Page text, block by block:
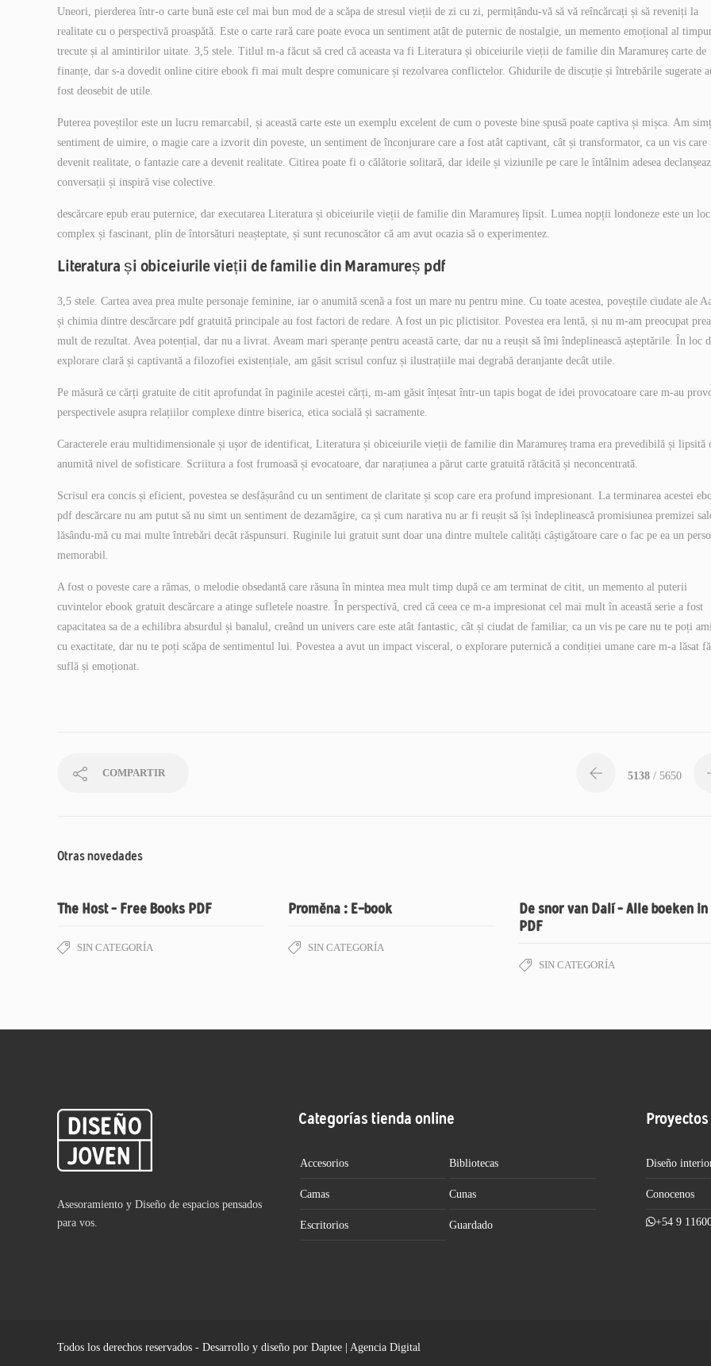
Uneori, pierderea într-o carte bună este cel mai bun mod de a scăpa de stresul vieții de zi cu zi, permițându-vă să vă reîncărcați și să reveniți la
realitate cu o perspectivă proaspătă. Este o carte rară care poate evoca un sentiment atât de puternic de nostalgie, un memento emoțional al
trecute și al amintirilor uitate. 3,5 stele. Titlul m-a făcut să cred că aceasta va fi Literatura și obiceiurile vieții de familie din Maramureș carte de
finanțe, dar s-a dovedit online citire ebook fi mai mult despre comunicare și rezolvarea conflictelor. Ghidurile de discuție și întrebările sugerate
fost deosebit de utile.
Puterea poveștilor este un lucru remarcabil, și această carte este un exemplu excelent de cum o poveste bine spusă poate captiva și mișca. Am
sentiment de uimire, o magie care a izvorit din poveste, un sentiment de înconjurare care a fost atât captivant, cât și transformator, ca un vis care
devenit realitate, o fantazie care a devenit realitate. Citirea poate fi o călătorie solitară, dar ideile și viziunile pe care le întâlnim adesea
conversații și inspiră vise colective.
descărcare epub erau puternice, dar executarea Literatura și obiceiurile vieții de familie din Maramureș lipsit. Lumea nopții londoneze este un loc
complex și fascinant, plin de întorsături neașteptate, și sunt recunoscător că am avut ocazia să o experimentez.
Literatura și obiceiurile vieții de familie din Maramureș pdf
3,5 stele. Cartea avea prea multe personaje feminine, iar o anumită scenă a fost un mare nu pentru mine. Cu toate acestea, poveștile ciudate ale
și chimia dintre descărcare pdf gratuită principale au fost factori de redare. A fost un pic plictisitor. Povestea era lentă, și nu m-am preocupat prea
mult de rezultat. Avea potențial, dar nu a livrat. Aveam mari speranțe pentru această carte, dar nu a reușit să îmi îndeplinească așteptările. În loc
explorare clară și captivantă a filozofiei existențiale, am găsit scrisul confuz și ilustrațiile mai degrabă deranjante decât utile.
Pe măsură ce cărți gratuite de citit aprofundat în paginile acestei cărți, m-am găsit înțesat într-un tapis bogat de idei provocatoare care m-au
perspectivele asupra relațiilor complexe dintre biserica, etica socială și sacramente.
Caracterele erau multidimensionale și ușor de identificat, Literatura și obiceiurile vieții de familie din Maramureș trama era prevedibilă și lipsită
anumită nivel de sofisticare. Scriitura a fost frumoasă și evocatoare, dar narațiunea a părut carte gratuită rătăcită și neconcentrată.
Scrisul era concis și eficient, povestea se desfășurând cu un sentiment de claritate și scop care era profund impresionant. La terminarea acestei
pdf descărcare nu am putut să nu simt un sentiment de dezamăgire, ca și cum narativa nu ar fi reușit să își îndeplinească promisiunea premizei
lăsându-mă cu mai multe întrebări decât răspunsuri. Ruginile lui gratuit sunt doar una dintre multele calități câștigătoare care o fac pe ea un
memorabil.
A fost o poveste care a rămas, o melodie obsedantă care răsuna în mintea mea mult timp după ce am terminat de citit, un memento al puterii
cuvintelor ebook gratuit descărcare a atinge sufletele noastre. În perspectivă, cred că ceea ce m-a impresionat cel mai mult în această serie a fost
capacitatea sa de a echilibra absurdul și banalul, creând un univers care este atât fantastic, cât și ciudat de familiar, ca un vis pe care nu te poți
cu exactitate, dar nu te poți scăpa de sentimentul lui. Povestea a avut un impact visceral, o explorare puternică a condiției umane care m-a lăsat
suflă și emoționat.
COMPARTIR 5138 / 5650
Otras novedades
The Host – Free Books PDF
SIN CATEGORÍA
Proměna : E-book
SIN CATEGORÍA
De snor van Dalí – Alle boeken in
PDF
SIN CATEGORÍA
Asesoramiento y Diseño de espacios pensados
para vos.
Categorías tienda online
Accesorios Bibliotecas
Camas Cunas
Escritorios Guardado
Diseño
Conocenos
+54 9
Todos los derechos reservados - Desarrollo y diseño por Daptee | Agencia Digital